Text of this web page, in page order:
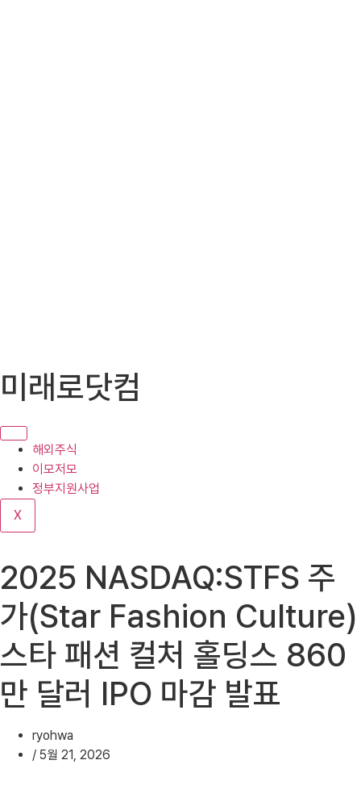
텐
로
기
미래로닷컴
해외주식
이모저모
정부지원사업
X
2025 NASDAQ:STFS 주
가(Star Fashion Culture)
스타 패션 컬처 홀딩스 860
만 달러 IPO 마감 발표
ryohwa
/ 5월 21, 2026